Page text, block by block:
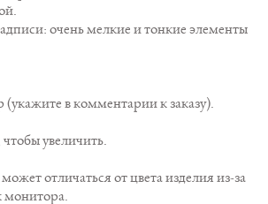
очень мелкие и тонкие элементы
в комментарии к заказу).
увеличить.
отличаться от цвета изделия из-за
монитора.